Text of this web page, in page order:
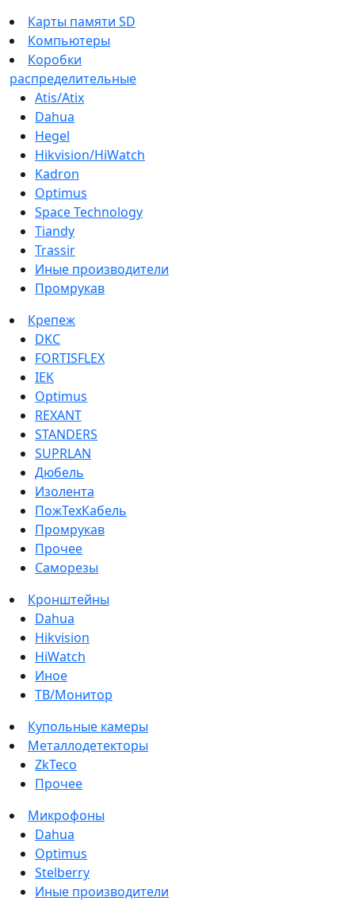
Карты памяти SD
Компьютеры
Коробки
распределительные
Atis/Atix
Dahua
Hegel
Hikvision/HiWatch
Kadron
Optimus
Space Technology
Tiandy
Trassir
Иные производители
Промрукав
Крепеж
DKC
FORTISFLEX
IEK
Optimus
REXANT
STANDERS
SUPRLAN
Дюбель
Изолента
ПожТехКабель
Промрукав
Прочее
Саморезы
Кронштейны
Dahua
Hikvision
HiWatch
Иное
ТВ/Монитор
Купольные камеры
Металлодетекторы
ZkTeco
Прочее
Микрофоны
Dahua
Optimus
Stelberry
Иные производители